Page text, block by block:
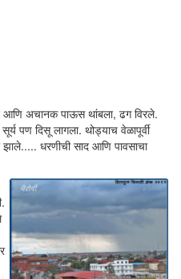
आणि अचानक पाऊस थांबला, ढग विरले.
पण दिसू लागला. थोड्याच वेळापूर्वी
धरणीची साद आणि पावसाचा